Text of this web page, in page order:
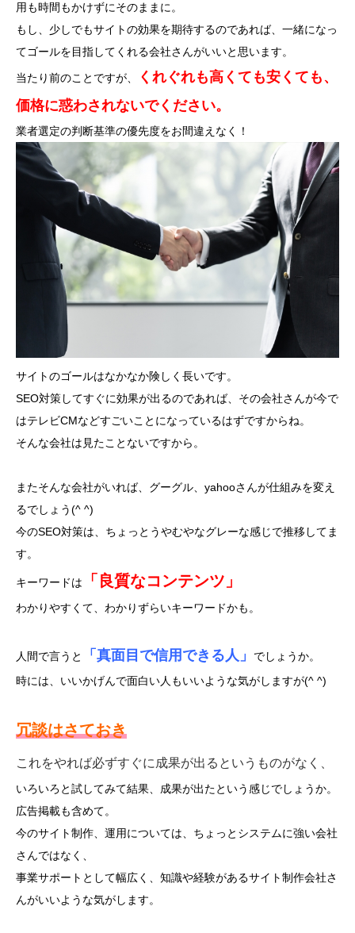
用も時間もかけずにそのままに。
もし、少しでもサイトの効果を期待するのであれば、一緒になっ
てゴールを目指してくれる会社さんがいいと思います。
当たり前のことですが、
くれぐれも高くても安くても、
価格に惑わされないでください。
業者選定の判断基準の優先度をお間違えなく！
サイトのゴールはなかなか険しく長いです。
SEO対策してすぐに効果が出るのであれば、その会社さんが今で
はテレビCMなどすごいことになっているはずですからね。
そんな会社は見たことないですから。
またそんな会社がいれば、グーグル、yahooさんが仕組みを変え
るでしょう(^ ^)
今のSEO対策は、ちょっとうやむやなグレーな感じで推移してま
す。
キーワードは 「良質なコンテンツ」
わかりやすくて、わかりずらいキーワードかも。
人間で言うと 「真面目で信用できる人」
でしょうか。
時には、いいかげんで面白い人もいいような気がしますが(^ ^)
冗談はさておき
これをやれば必ずすぐに成果が出るというものがなく、
いろいろと試してみて結果、成果が出たという感じでしょうか。
広告掲載も含めて。
今のサイト制作、運用については、ちょっとシステムに強い会社
さんではなく、
事業サポートとして幅広く、知識や経験があるサイト制作会社さ
んがいいような気がします。